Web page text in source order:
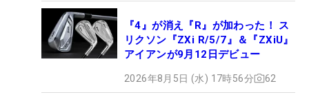
『4』が消え『R』が加わった！ ス
リクソン『ZXi R/5/7』＆『ZXiU』
アイアンが9月12日デビュー
2026年8月5日 (水) 17時56分 62